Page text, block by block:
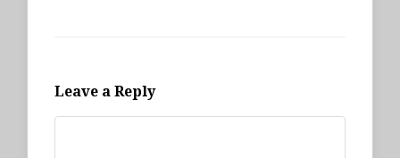
Leave a Reply